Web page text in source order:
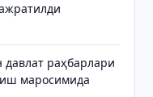
раҳбарлари
маросимида